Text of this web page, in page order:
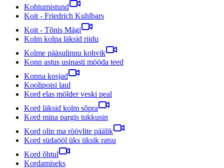
Kohtumistund
Koit - Friedrich Kuhlbars
Koit - Tõnis Mägi
Kolm kolpa läksid riidu
Kolme pääsulinnu kohvik
Konn astus usinasti mööda teed
Konna kosjad
Koolipoisi laul
Kord elas mölder veski peal
Kord läksid kolm sõpra
Kord mina pargis tukkusin
Kord olin ma röövlite päälik
Kord südaööl üks üksik ratsu
Kord õhtul
Kordamiseks